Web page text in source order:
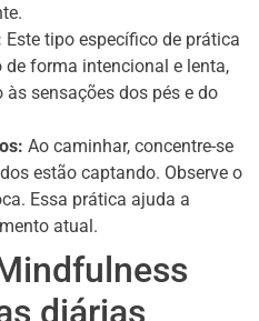
Este tipo específico de prática
forma intencional e lenta,
sensações dos pés e do
Ao caminhar, concentre-se
estão captando. Observe o
Essa prática ajuda a
atual.
diárias